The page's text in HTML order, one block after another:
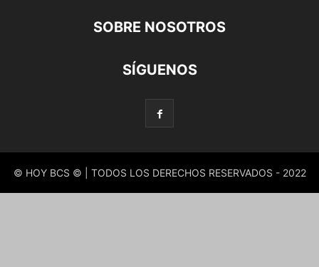
SOBRE NOSOTROS
SÍGUENOS
© HOY BCS © | TODOS LOS DERECHOS RESERVADOS - 2022